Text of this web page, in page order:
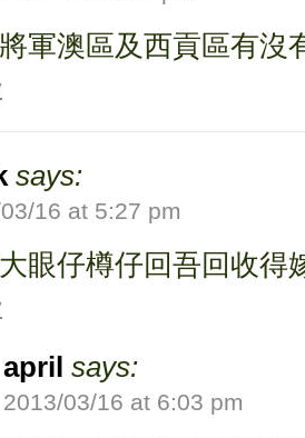
軍澳區及西貢區有沒
says:
16 at 5:27 pm
眼仔樽仔回吾回收得
april says:
2013/03/16 at 6:03 pm